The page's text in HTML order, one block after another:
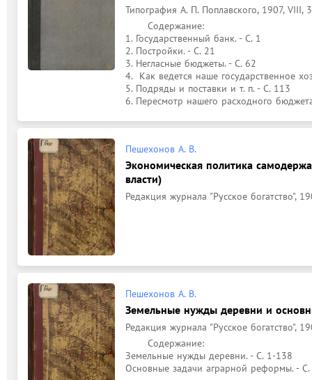
Типография А. П. Поплавского, 1907, VIII,
1. Государственный банк. - С. 1
2. Постройки. - С. 21
3. Негласные бюджеты. - С. 62
4.  Как ведется наше государственное
5. Подряды и поставки и т. п. - С. 113
6. Пересмотр нашего расходного
Пешехонов А. В.
Экономическая политика
власти)
Редакция журнала "Русское богатство",
Пешехонов А. В.
Земельные нужды деревни и
Редакция журнала "Русское богатство",
Земельные нужды деревни. - С. 1-138
Основные задачи аграрной реформы. -